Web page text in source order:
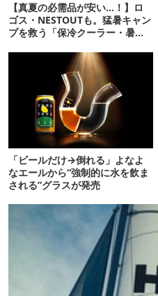
【真夏の必需品が安い…！】ロ
ゴス・NESTOUTも。猛暑キャン
プを救う「保冷クーラー・暑さ
「ビールだけ→倒れる」よなよ
なエールから“強制的に水を飲ま
される”グラスが発売